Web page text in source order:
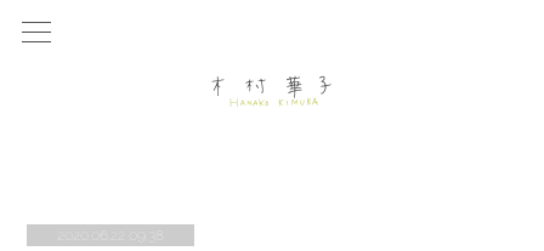
2020.06.22 09:38